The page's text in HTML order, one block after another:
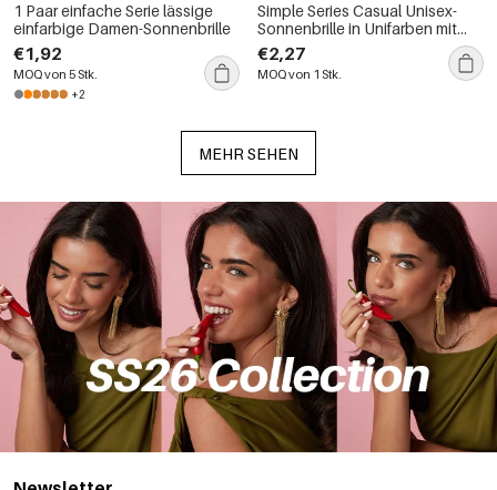
1 Paar einfache Serie lässige
einfarbige Damen-Sonnenbrille
€1,92
MOQ von 5 Stk.
+2
Simple Series Casual Unisex-
Sonnenbrille in Unifarben mit
Farbverlauf
€2,27
MOQ von 1 Stk.
MEHR SEHEN